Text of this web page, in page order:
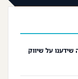
על שיווק